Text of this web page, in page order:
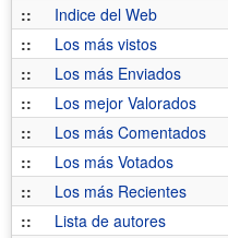
::
Indice del Web
::
Los más vistos
::
Los más Enviados
::
Los mejor Valorados
::
Los más Comentados
::
Los más Votados
::
Los más Recientes
::
Lista de autores